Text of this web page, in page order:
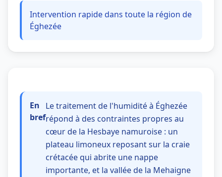
Intervention rapide dans toute la région de
Éghezée
En
bref
Le traitement de l'humidité à Éghezée
répond à des contraintes propres au
cœur de la Hesbaye namuroise : un
plateau limoneux reposant sur la craie
crétacée qui abrite une nappe
importante, et la vallée de la Mehaigne